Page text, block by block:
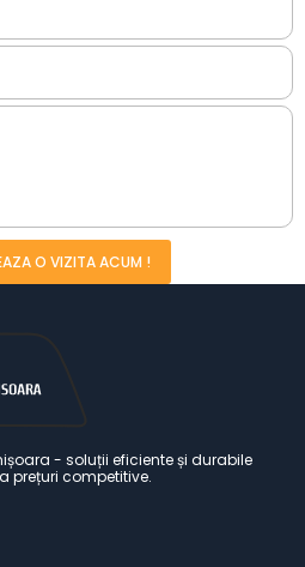
O VIZITA ACUM !
- soluții eficiente și durabile
prețuri competitive.